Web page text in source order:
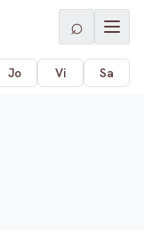
⌕
Jo Vi Sa